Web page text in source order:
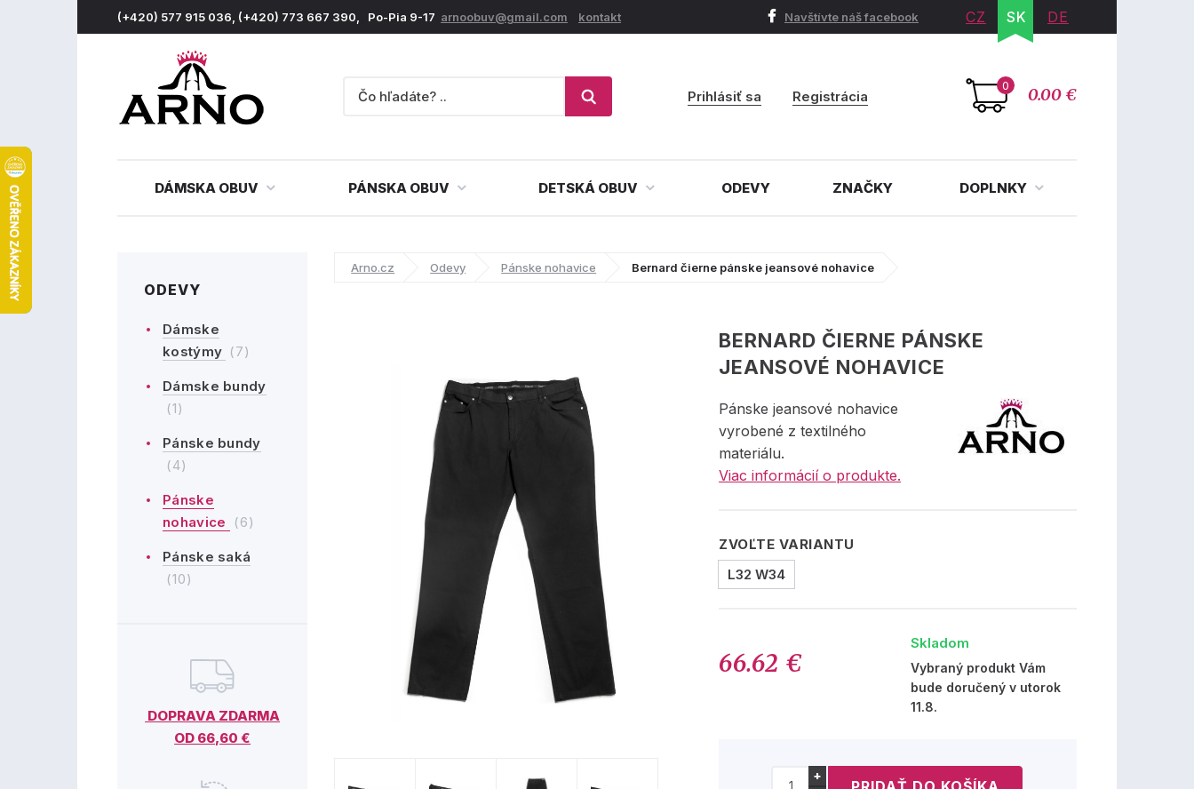
(+420) 577 915 036, (+420) 773 667 390, Po-Pia 9-17 arnoobuv@gmail.com kontakt Navštívte náš facebook CZ SK DE
0 0.00 €
Prihlásiť sa Registrácia
DÁMSKA OBUV PÁNSKA OBUV DETSKÁ OBUV ODEVY ZNAČKY DOPLNKY
ODEVY
Dámske
kostýmy (7)
Dámske bundy
(1)
Pánske bundy
(4)
Pánske
nohavice
(6)
Pánske saká
(10)
DOPRAVA ZDARMA
OD 66,60 €
Arno.cz Odevy Pánske nohavice Bernard čierne pánske jeansové nohavice
BERNARD ČIERNE PÁNSKE
JEANSOVÉ NOHAVICE
Pánske jeansové nohavice
vyrobené z textilného
materiálu.
Viac informácií o produkte.
ZVOĽTE VARIANTU
L32 W34
66.62 €
Skladom
Vybraný produkt Vám
bude doručený v utorok
11.8.
+